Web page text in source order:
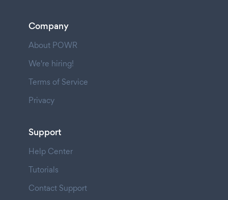
Company
About POWR
We're hiring!
Terms of Service
Privacy
Support
Help Center
Tutorials
Contact Support